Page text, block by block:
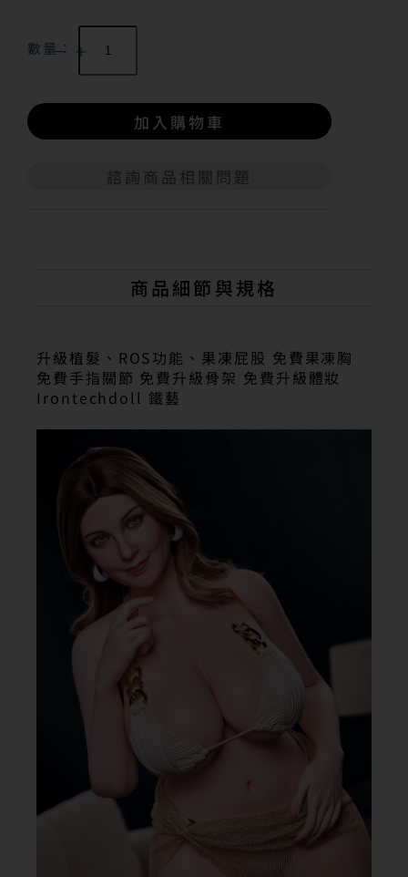
數量：
諮詢商品相關問題
加入購物車
商品細節與規格
升級植髮、ROS功能、果凍屁股 免費果凍胸
免費手指關節 免費升級骨架 免費升級體妝
Irontechdoll 鐵藝